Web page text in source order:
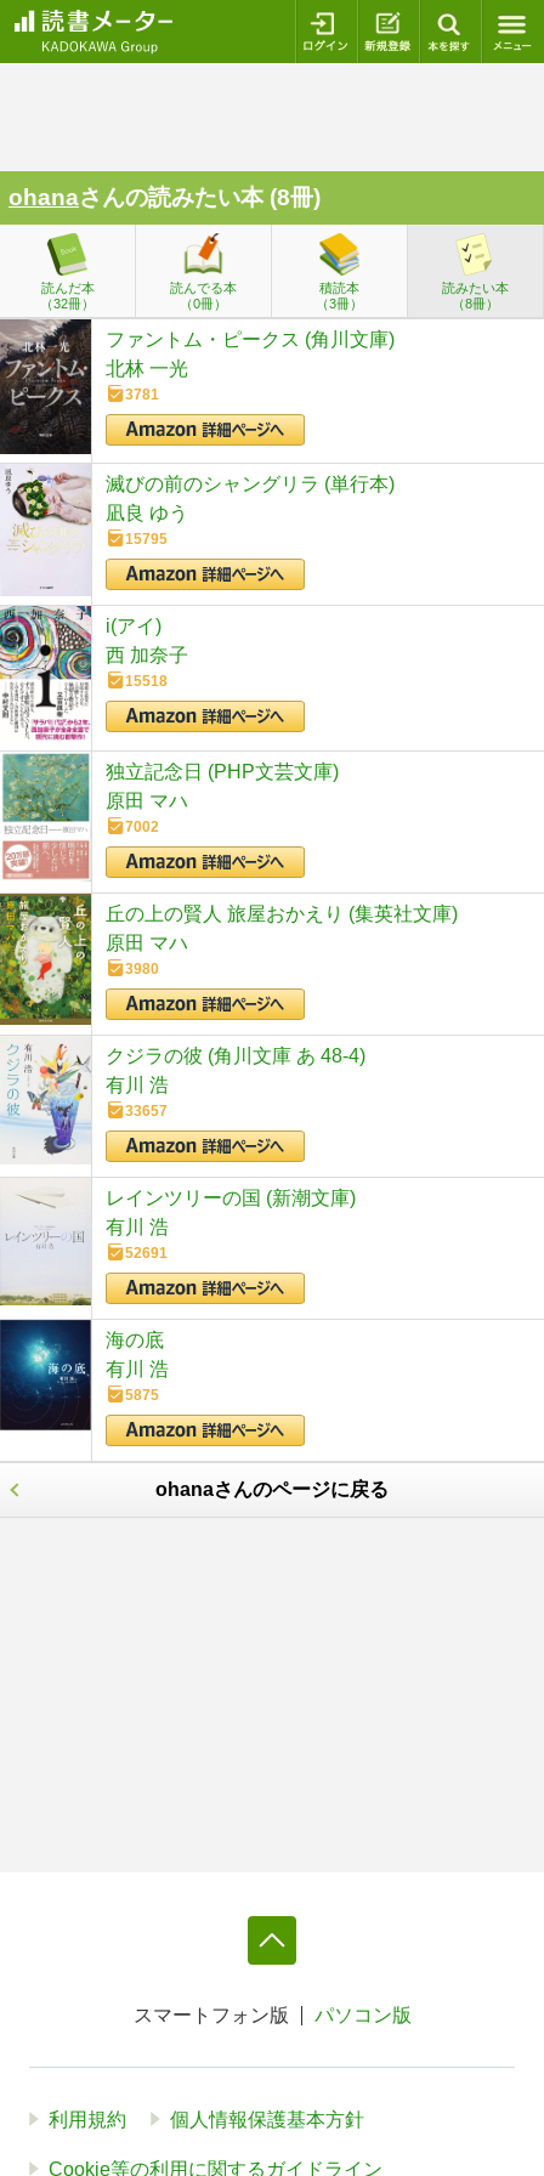
ログイン 新規登録
ohanaさんの読みたい本 (8冊)
読んだ本
（32冊）
読んでる本
（0冊）
積読本
（3冊）
読みたい本
（8冊）
ファントム・ピークス (角川文庫)
北林 一光
3781
滅びの前のシャングリラ (単行本)
凪良 ゆう
15795
i(アイ)
西 加奈子
15518
独立記念日 (PHP文芸文庫)
原田 マハ
7002
丘の上の賢人 旅屋おかえり (集英社文庫)
原田 マハ
3980
クジラの彼 (角川文庫 あ 48-4)
有川 浩
33657
レインツリーの国 (新潮文庫)
有川 浩
52691
海の底
有川 浩
5875
ohanaさんのページに戻る
スマートフォン版 パソコン版
利用規約 個人情報保護基本方針
Cookie等の利用に関するガイドライン